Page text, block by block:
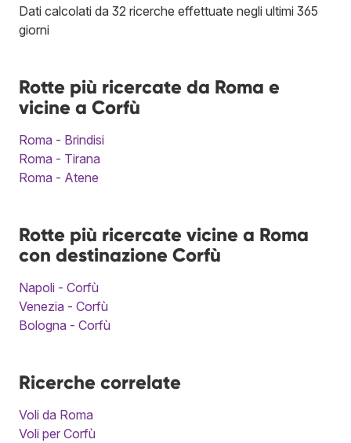
Dati calcolati da 32 ricerche effettuate negli ultimi 365
giorni
Rotte più ricercate da Roma e
vicine a Corfù
Roma - Brindisi
Roma - Tirana
Roma - Atene
Rotte più ricercate vicine a Roma
con destinazione Corfù
Napoli - Corfù
Venezia - Corfù
Bologna - Corfù
Ricerche correlate
Voli da Roma
Voli per Corfù